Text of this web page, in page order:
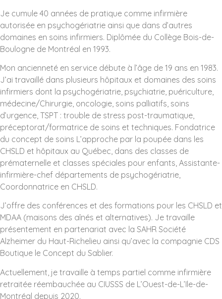
Je cumule 40 années de pratique comme infirmière
autorisée en psychogériatrie ainsi que dans d’autres
domaines en soins infirmiers. Diplômée du Collège Bois-de-
Boulogne de Montréal en 1993.
Mon ancienneté en service débute à l’âge de 19 ans en 1983.
J’ai travaillé dans plusieurs hôpitaux et domaines des soins
infirmiers dont la psychogériatrie, psychiatrie, puériculture,
médecine/Chirurgie, oncologie, soins palliatifs, soins
d’urgence, TSPT : trouble de stress post-traumatique,
préceptorat/formatrice de soins et techniques. Fondatrice
du concept de soins L’approche par la poupée dans les
CHSLD et hôpitaux au Québec, dans des classes de
prématernelle et classes spéciales pour enfants, Assistante-
infirmière-chef départements de psychogériatrie,
Coordonnatrice en CHSLD.
J’offre des conférences et des formations pour les CHSLD et
MDAA (maisons des aînés et alternatives). Je travaille
présentement en partenariat avec la SAHR Société
Alzheimer du Haut-Richelieu ainsi qu’avec la compagnie CDS
Boutique le Concept du Sablier.
Actuellement, je travaille à temps partiel comme infirmière
retraitée réembauchée au CIUSSS de L’Ouest-de-L’Ile-de-
Montréal depuis 2020.